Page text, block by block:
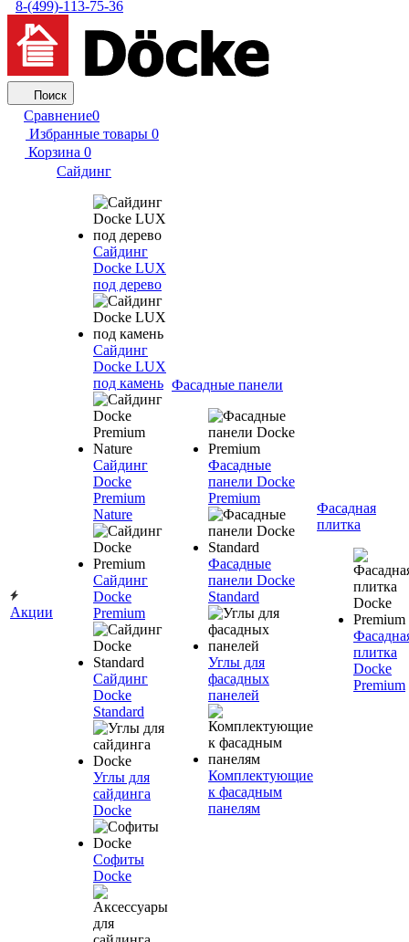
8-(499)-113-75-36
Поиск
Сравнение0
Избранные товары 0
Корзина 0
Акции
Сайдинг
Сайдинг
Docke LUX
под дерево
Сайдинг
Docke LUX
под камень
Сайдинг
Docke
Premium
Nature
Сайдинг
Docke
Premium
Сайдинг
Docke
Standard
Углы для
сайдинга
Docke
Софиты
Docke
Фасадные панели
Фасадные
панели Docke
Premium
Фасадные
панели Docke
Standard
Углы для
фасадных
панелей
Комплектующие
к фасадным
панелям
Фасадная
плитка
плитка
Docke
Premium